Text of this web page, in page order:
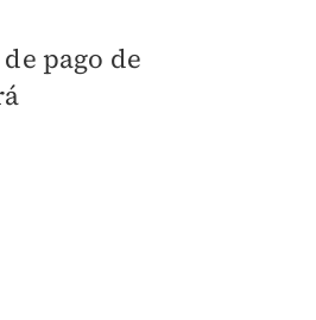
pago de